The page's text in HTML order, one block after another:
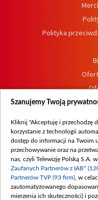
Polityka
Procedura
Szanujemy Twoją
Kliknij "Akceptuję i przechodzę
korzystanie z technologii
dostęp do informacji na Twoim
przechowywanie oraz na
nas, czyli Telewizję Polską S.A.
Zaufanych Partnerów z IAB*
Partnerów TVP (93 firm) , w
zautomatyzowanego
mierzenia ich skuteczności) i